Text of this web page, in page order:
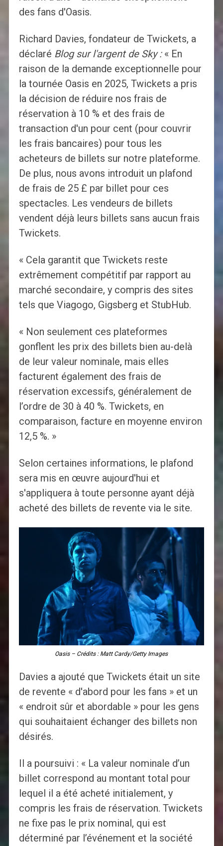
des fans d'Oasis.
Richard Davies, fondateur de Twickets, a
déclaré Blog sur l'argent de Sky :« En
raison de la demande exceptionnelle pour
la tournée Oasis en 2025, Twickets a pris
la décision de réduire nos frais de
réservation à 10 % et des frais de
transaction d'un pour cent (pour couvrir
les frais bancaires) pour tous les
acheteurs de billets sur notre plateforme.
De plus, nous avons introduit un plafond
de frais de 25 £ par billet pour ces
spectacles. Les vendeurs de billets
vendent déjà leurs billets sans aucun frais
Twickets.
« Cela garantit que Twickets reste
extrêmement compétitif par rapport au
marché secondaire, y compris des sites
tels que Viagogo, Gigsberg et StubHub.
« Non seulement ces plateformes
gonflent les prix des billets bien au-delà
de leur valeur nominale, mais elles
facturent également des frais de
réservation excessifs, généralement de
l’ordre de 30 à 40 %. Twickets, en
comparaison, facture en moyenne environ
12,5 %. »
Selon certaines informations, le plafond
sera mis en œuvre aujourd'hui et
s'appliquera à toute personne ayant déjà
acheté des billets de revente via le site.
Oasis – Crédits : Matt Cardy/Getty Images
Davies a ajouté que Twickets était un site
de revente « d'abord pour les fans » et un
« endroit sûr et abordable » pour les gens
qui souhaitaient échanger des billets non
désirés.
Il a poursuivi : « La valeur nominale d’un
billet correspond au montant total pour
lequel il a été acheté initialement, y
compris les frais de réservation. Twickets
ne fixe pas le prix nominal, qui est
déterminé par l’événement et la société